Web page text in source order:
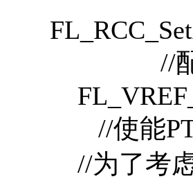
//配置
//使能
//为了考